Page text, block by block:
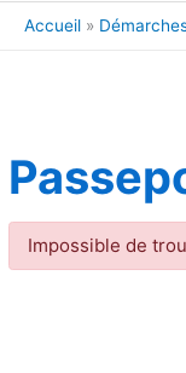
Accueil
Impossible de